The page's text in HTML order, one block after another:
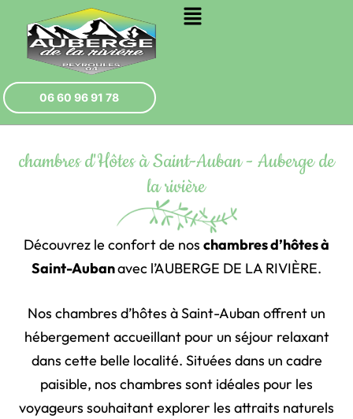
06 60 96 91 78
chambres d'Hôtes à Saint-Auban - Auberge de
la rivière
Découvrez le confort de nos chambres d’hôtes à
Saint-Aubanavec l’AUBERGE DE LA RIVIÈRE.
Nos chambres d’hôtes à Saint-Auban offrent un
hébergement accueillant pour un séjour relaxant
dans cette belle localité. Situées dans un cadre
paisible, nos chambres sont idéales pour les
voyageurs souhaitant explorer les attraits naturels